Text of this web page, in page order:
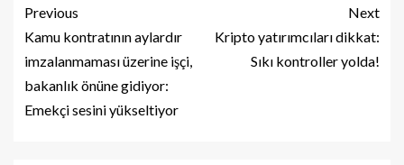
Previous
Kamu kontratının aylardır
imzalanmaması üzerine işçi,
bakanlık önüne gidiyor:
Emekçi sesini yükseltiyor
Next
Kripto yatırımcıları dikkat:
Sıkı kontroller yolda!